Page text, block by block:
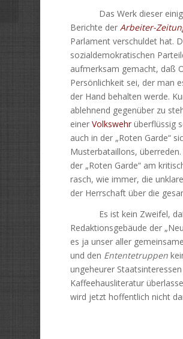
Das Werk dieser
Berichte derArbeiter-
Parlament verschuldet hat.
sozialdemokratischen
aufmerksam gemacht, daß
Persönlichkeit sei, der man
der Hand behalten werde.
ablehnend gegenüber zu
einerVolkswehr überflüssig
auch in der „Roten Garde“
Musterbataillons,
der „Roten Garde“ am
rasch, wie immer, die
der Herrschaft über die
Es ist kein Zweifel, daß
Redaktionsgebäude der
es ja unser aller
und den Ententetruppen
ungeheurer
Kaffeehausliteratur
wird jetzt hoffentlich nicht